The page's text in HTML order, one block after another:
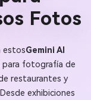
Fotos
estosGemini AI
para fotografía de
restaurantes y
exhibiciones